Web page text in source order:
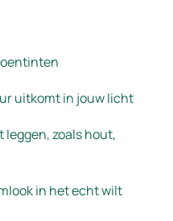
uitkomt in jouw licht
zoals hout,
in het echt wilt